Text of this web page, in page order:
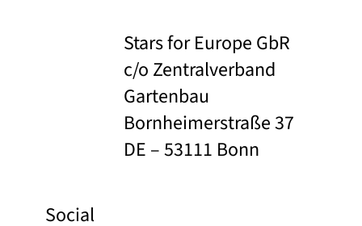
Stars for Europe GbR
c/o Zentralverband
Gartenbau
Bornheimerstraße 37
DE – 53111 Bonn
Social